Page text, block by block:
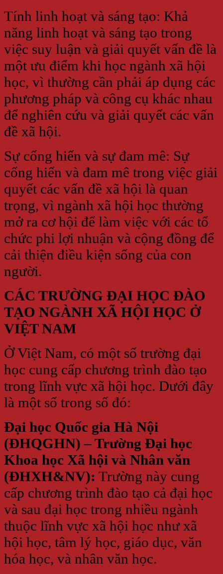
Tính linh hoạt và sáng tạo: Khả
năng linh hoạt và sáng tạo trong
việc suy luận và giải quyết vấn đề là
một ưu điểm khi học ngành xã hội
học, vì thường cần phải áp dụng các
phương pháp và công cụ khác nhau
để nghiên cứu và giải quyết các vấn
đề xã hội.
Sự cống hiến và sự đam mê: Sự
cống hiến và đam mê trong việc giải
quyết các vấn đề xã hội là quan
trọng, vì ngành xã hội học thường
mở ra cơ hội để làm việc với các tổ
chức phi lợi nhuận và cộng đồng để
cải thiện điều kiện sống của con
người.
CÁC TRƯỜNG ĐẠI HỌC ĐÀO
TẠO NGÀNH XÃ HỘI HỌC Ở
VIỆT NAM
Ở Việt Nam, có một số trường đại
học cung cấp chương trình đào tạo
trong lĩnh vực xã hội học. Dưới đây
là một số trong số đó:
Đại học Quốc gia Hà Nội
(ĐHQGHN) – Trường Đại học
Khoa học Xã hội và Nhân văn
(ĐHXH&NV): Trường này cung
cấp chương trình đào tạo cả đại học
và sau đại học trong nhiều ngành
thuộc lĩnh vực xã hội học như xã
hội học, tâm lý học, giáo dục, văn
hóa học, và nhân văn học.